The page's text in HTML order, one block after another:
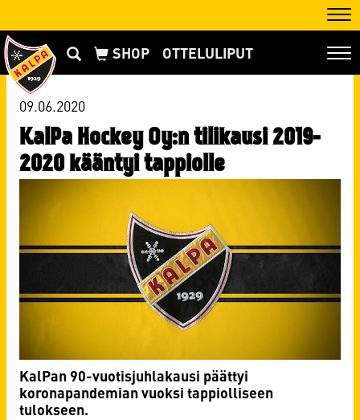
OTTELULIPUT
09.06.2020
KalPa Hockey Oy:n tilikausi 2019-
2020 kääntyi tappiolle
KalPan 90-vuotisjuhlakausi päättyi
koronapandemian vuoksi tappiolliseen
tulokseen.